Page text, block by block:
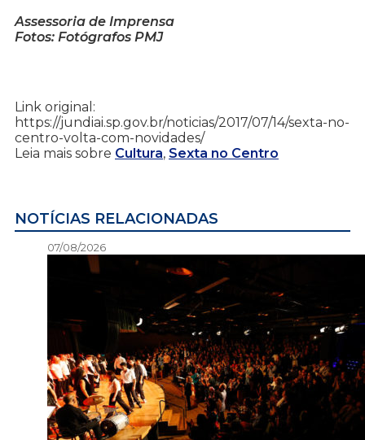
Assessoria de Imprensa
Fotos: Fotógrafos PMJ
Link original:
https://jundiai.sp.gov.br/noticias/2017/07/14/sexta-no-
centro-volta-com-novidades/
Leia mais sobre Cultura, Sexta no Centro
NOTÍCIAS RELACIONADAS
07/08/2026